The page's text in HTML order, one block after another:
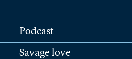
Podcast
Savage love